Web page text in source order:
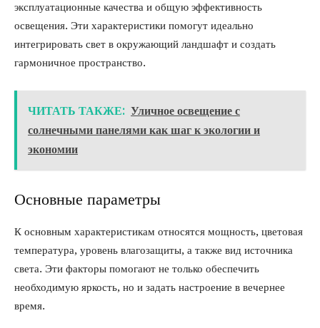
эксплуатационные качества и общую эффективность
освещения. Эти характеристики помогут идеально
интегрировать свет в окружающий ландшафт и создать
гармоничное пространство.
ЧИТАТЬ ТАКЖЕ: Уличное освещение с
солнечными панелями как шаг к экологии и
экономии
Основные параметры
К основным характеристикам относятся мощность, цветовая
температура, уровень влагозащиты, а также вид источника
света. Эти факторы помогают не только обеспечить
необходимую яркость, но и задать настроение в вечернее
время.